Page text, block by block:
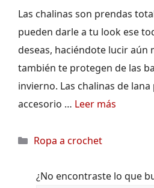
Las chalinas son prendas
pueden darle a tu look ese
deseas, haciéndote lucir aún
también te protegen de las
invierno. Las chalinas de
accesorio … Leer más
Categorías
Ropa a crochet
¿No encontraste lo que